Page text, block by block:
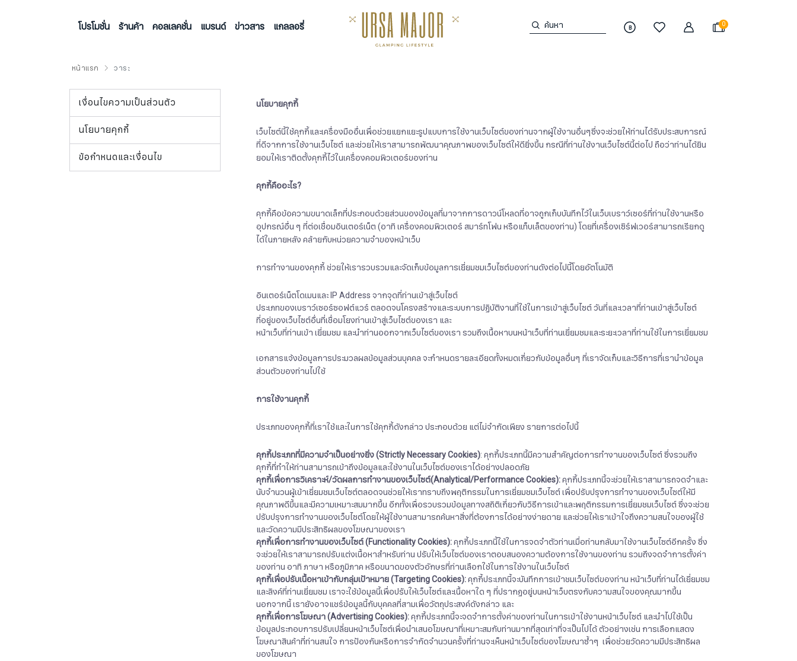
โปรโมชั่น ร้านค้า คอลเลคชั่น แบรนด์ ข่าวสาร แกลลอรี่ ค้นหา ฿ 0
หน้าแรก วาระ
เงื่อนไขความเป็นส่วนตัว
นโยบายคุกกี้
ข้อกำหนดและเงื่อนไข
นโยบายคุกกี้
เว็บไซต์นี้ใช้คุกกี้และเครื่องมืออื่นเพื่อช่วยแยกแยะรูปแบบการใช้งานเว็บไซต์ของท่านจากผู้ใช้งานอื่นๆซึ่งจะช่วยให้ท่านได้รับประสบการณ์
ที่ดีจากการใช้งานเว็บไซต์ และช่วยให้เราสามารถพัฒนาคุณภาพของเว็บไซต์ให้ดียิ่งขึ้น กรณีที่ท่านใช้งานเว็บไซต์นี้ต่อไป ถือว่าท่านได้ยิน
ยอมให้เราติดตั้งคุกกี้ไว้ในเครื่องคอมพิวเตอร์ของท่าน
คุกกี้คืออะไร?
คุกกี้คือข้อความขนาดเล็กที่ประกอบด้วยส่วนของข้อมูลที่มาจากการดาวน์โหลดที่อาจถูกเก็บบันทึกไว้ในเว็บเบราว์เซอร์ที่ท่านใช้งานหรือ
อุปกรณ์อื่น ๆ ที่ต่อเชื่อมอินเตอร์เน็ต (อาทิ เครื่องคอมพิวเตอร์ สมาร์ทโฟน หรือแท็บเล็ตของท่าน) โดยที่เครื่องเซิร์ฟเวอร์สามารถเรียกดู
ได้ในภายหลัง คล้ายกับหน่วยความจำของหน้าเว็บ
การทำงานของคุกกี้ ช่วยให้เรารวบรวมและจัดเก็บข้อมูลการเยี่ยมชมเว็บไซต์ของท่านดังต่อไปนี้โดยอัตโนมัติ
อินเตอร์เน็ตโดเมนและ IP Address จากจุดที่ท่านเข้าสู่เว็บไซต์
ประเภทของเบราว์เซอร์ซอฟต์แวร์ ตลอดจนโครงสร้างและระบบการปฏิบัติงานที่ใช้ในการเข้าสู่เว็บไซต์วันที่และเวลาที่ท่านเข้าสู่เว็บไซต์
ที่อยู่ของเว็บไซต์อื่นที่เชื่อมโยงท่านเข้าสู่เว็บไซต์ของเรา และ
หน้าเว็บที่ท่านเข้า เยี่ยมชม และนำท่านออกจากเว็บไซต์ของเรา รวมถึงเนื้อหาบนหน้าเว็บที่ท่านเยี่ยมชมและระยะเวลาที่ท่านใช้ในการเยี่ยมชม
เอกสารแจ้งข้อมูลการประมวลผลข้อมูลส่วนบุคคล จะกำหนดรายละเอียดทั้งหมดเกี่ยวกับข้อมูลอื่นๆ ที่เราจัดเก็บและวิธีการที่เรานำข้อมูล
ส่วนตัวของท่านไปใช้
การใช้งานคุกกี้
ประเภทของคุกกี้ที่เราใช้และในการใช้คุกกี้ดังกล่าว ประกอบด้วย แต่ไม่จำกัดเพียง รายการต่อไปนี้
คุกกี้ประเภทที่มีความจำเป็นอย่างยิ่ง(Strictly Necessary Cookies): คุกกี้ประเภทนี้มีความสำคัญต่อการทำงานของเว็บไซต์ ซึ่งรวมถึง
คุกกี้ที่ทำให้ท่านสามารถเข้าถึงข้อมูลและใช้งานในเว็บไซต์ของเราได้อย่างปลอดภัย
คุกกี้เพื่อการวิเคราะห์/วัดผลการทำงานของเว็บไซต์(Analytical/Performance Cookies):คุกกี้ประเภทนี้จะช่วยให้เราสามารถจดจำและ
นับจำนวนผู้เข้าเยี่ยมชมเว็บไซต์ตลอดจนช่วยให้เราทราบถึงพฤติกรรมในการเยี่ยมชมเว็บไซต์ เพื่อปรับปรุงการทำงานของเว็บไซต์ให้มี
คุณภาพดีขึ้นและมีความเหมาะสมมากขึ้น อีกทั้งเพื่อรวบรวมข้อมูลทางสถิติเกี่ยวกับวิธีการเข้าและพฤติกรรมการเยี่ยมชมเว็บไซต์ ซึ่งจะช่วย
ปรับปรุงการทำงานของเว็บไซต์โดยให้ผู้ใช้งานสามารถค้นหาสิ่งที่ต้องการได้อย่างง่ายดาย และช่วยให้เราเข้าใจถึงความสนใจของผู้ใช้
และวัดความมีประสิทธิผลของโฆษณาของเรา
คุกกี้เพื่อการทำงานของเว็บไซต์(Functionality Cookies):คุกกี้ประเภทนี้ใช้ในการจดจำตัวท่านเมื่อท่านกลับมาใช้งานเว็บไซต์อีกครั้ง ซึ่ง
จะช่วยให้เราสามารถปรับแต่งเนื้อหาสำหรับท่าน ปรับให้เว็บไซต์ของเราตอบสนองความต้องการใช้งานของท่าน รวมถึงจดจำการตั้งค่า
ของท่าน อาทิ ภาษา หรือภูมิภาค หรือขนาดของตัวอักษรที่ท่านเลือกใช้ในการใช้งานในเว็บไซต์
คุกกี้เพื่อปรับเนื้อหาเข้ากับกลุ่มเป้าหมาย(Targeting Cookies):คุกกี้ประเภทนี้จะบันทึกการเข้าชมเว็บไซต์ของท่าน หน้าเว็บที่ท่านได้เยี่ยมชม
และลิงค์ที่ท่านเยี่ยมชม เราจะใช้ข้อมูลนี้เพื่อปรับให้เว็บไซต์และเนื้อหาใด ๆ ที่ปรากฏอยู่บนหน้าเว็บตรงกับความสนใจของคุณมากขึ้น
นอกจากนี้ เรายังอาจแชร์ข้อมูลนี้กับบุคคลที่สามเพื่อวัตถุประสงค์ดังกล่าว และ
คุกกี้เพื่อการโฆษณา(Advertising Cookies):คุกกี้ประเภทนี้จะจดจำการตั้งค่าของท่านในการเข้าใช้งานหน้าเว็บไซต์ และนำไปใช้เป็น
ข้อมูลประกอบการปรับเปลี่ยนหน้าเว็บไซต์เพื่อนำเสนอโฆษณาที่เหมาะสมกับท่านมากที่สุดเท่าที่จะเป็นไปได้ ตัวอย่างเช่น การเลือกแสดง
โฆษณาสินค้าที่ท่านสนใจ การป้องกันหรือการจำกัดจำนวนครั้งที่ท่านจะเห็นหน้าเว็บไซต์ของโฆษณาซ้ำๆ เพื่อช่วยวัดความมีประสิทธิผล
ของโฆษณา